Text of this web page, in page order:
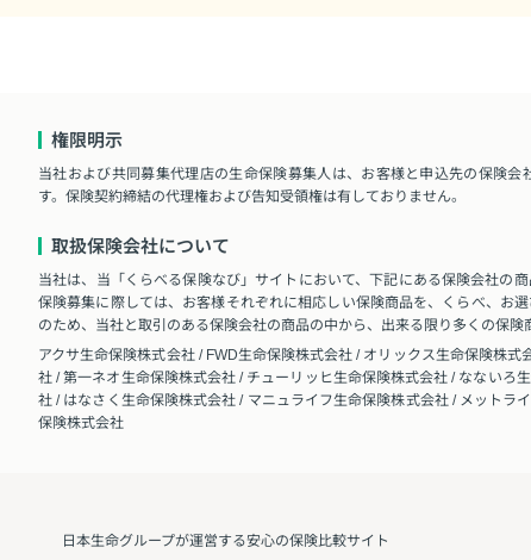
権限明示
当社および共同募集代理店の生命保険募集人は、お客様と申込先の保険会
す。保険契約締結の代理権および告知受領権は有しておりません。
取扱保険会社について
当社は、当「くらべる保険なび」サイトにおいて、下記にある保険会社の
保険募集に際しては、お客様それぞれに相応しい保険商品を、くらべ、お
のため、当社と取引のある保険会社の商品の中から、出来る限り多くの保険
アクサ生命保険株式会社 / FWD生命保険株式会社 / オリックス生命保険株式
社 / 第一ネオ生命保険株式会社 / チューリッヒ生命保険株式会社 / なないろ
社 / はなさく生命保険株式会社 / マニュライフ生命保険株式会社 / メットラ
保険株式会社
日本生命グループが運営する安心の保険⽐較サイト